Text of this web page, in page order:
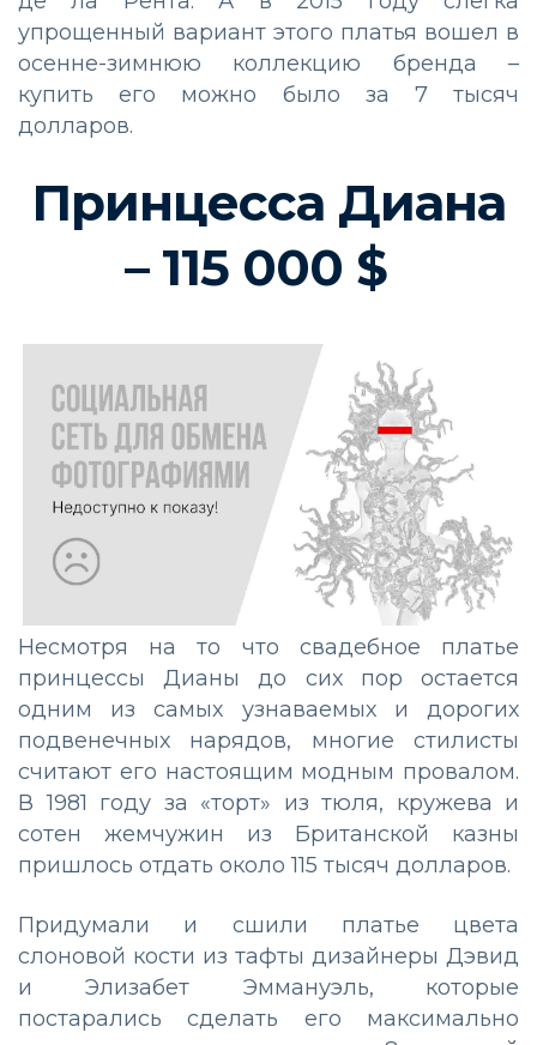
упрощенный вариант этого платья вошел в
осенне-зимнюю коллекцию бренда –
купить его можно было за 7 тысяч
долларов.
Принцесса Диана
– 115 000 $
Несмотря на то что свадебное платье
принцессы Дианы до сих пор остается
одним из самых узнаваемых и дорогих
подвенечных нарядов, многие стилисты
считают его настоящим модным провалом.
В 1981 году за «торт» из тюля, кружева и
сотен жемчужин из Британской казны
пришлось отдать около 115 тысяч долларов.
Придумали и сшили платье цвета
слоновой кости из тафты дизайнеры Дэвид
и Элизабет Эммануэль, которые
постарались сделать его максимально